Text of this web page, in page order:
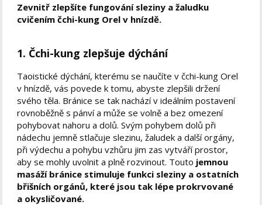
Zevnitř zlepšíte fungování sleziny a žaludku
cvičením čchi-kung Orel v hnízdě.
1. Čchi-kung zlepšuje dýchání
Taoistické dýchání, kterému se naučíte v čchi-kung Orel
v hnízdě, vás povede k tomu, abyste zlepšili držení
svého těla. Bránice se tak nachází v ideálním postavení
rovnoběžně s pánví a může se volně a bez omezení
pohybovat nahoru a dolů. Svým pohybem dolů při
nádechu jemně stlačuje slezinu, žaludek a další orgány,
při výdechu a pohybu vzhůru jim zas vytváří prostor,
aby se mohly uvolnit a plně rozvinout. Touto jemnou
masáží bránice stimuluje funkci sleziny a ostatních
břišních orgánů, které jsou tak lépe prokrvované
a okysličované.